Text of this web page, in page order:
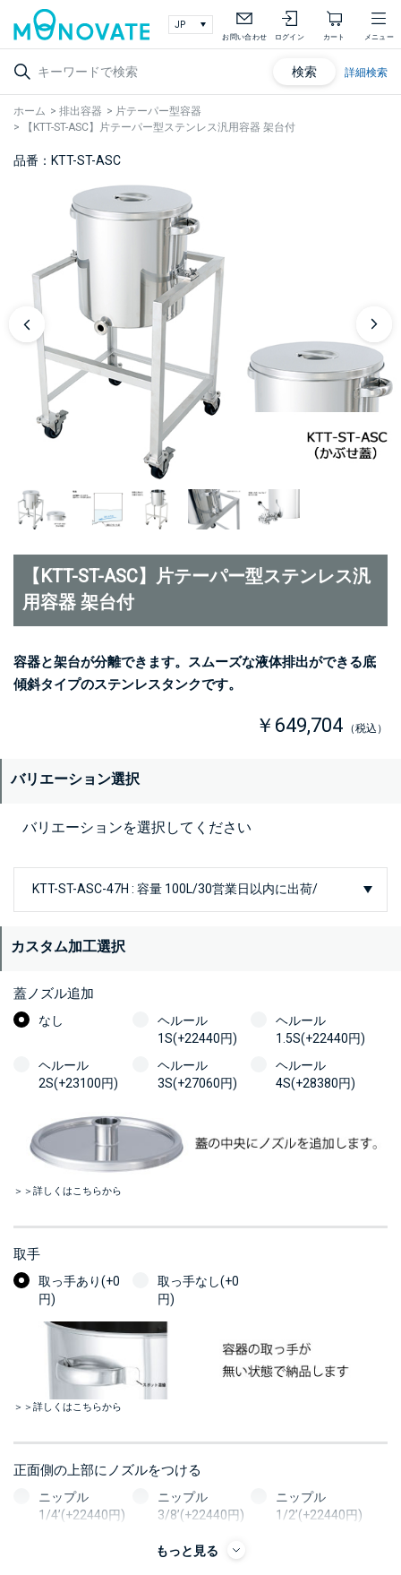
お問い合わせ ログイン カート メニュー
検索 詳細検索
ホーム > 排出容器 > 片テーパー型容器
>
【KTT-ST-ASC】片テーパー型ステンレス汎用容器 架台付
品番：KTT-ST-ASC
【KTT-ST-ASC】片テーパー型ステンレス汎
用容器 架台付
容器と架台が分離できます。スムーズな液体排出ができる底
傾斜タイプのステンレスタンクです。
￥649,704 （税込）
バリエーション選択
バリエーションを選択してください
カスタム加工選択
蓋ノズル追加
なし
ヘルール
1S(+22440円)
ヘルール
1.5S(+22440円)
ヘルール
2S(+23100円)
ヘルール
3S(+27060円)
ヘルール
4S(+28380円)
＞＞詳しくはこちらから
取手
取っ手あり(+0
円)
取っ手なし(+0
円)
＞＞詳しくはこちらから
正面側の上部にノズルをつける
ニップル
1/4’(+22440円)
ニップル
3/8’(+22440円)
ニップル
1/2’(+22440円)
ソケット
3/8’(+22440円)
もっと見る